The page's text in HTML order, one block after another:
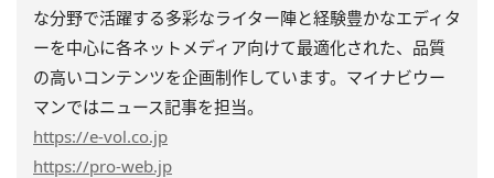
な分野で活躍する多彩なライター陣と経験豊かなエディタ
ーを中心に各ネットメディア向けて最適化された、品質
の高いコンテンツを企画制作しています。マイナビウー
マンではニュース記事を担当。
https://e-vol.co.jp
https://pro-web.jp